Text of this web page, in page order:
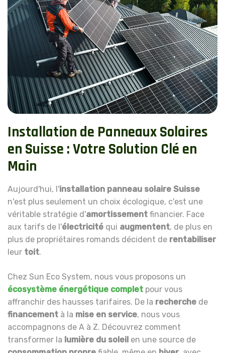
Installation de Panneaux Solaires
en Suisse : Votre Solution Clé en
Main
Aujourd'hui, l'installation panneau solaire Suisse
n'est plus seulement un choix écologique, c'est une
véritable stratégie d'amortissement financier. Face
aux tarifs de l'électricité qui augmentent, de plus en
plus de propriétaires romands décident de rentabiliser
leur toit.
Chez Sun Eco System, nous vous proposons un
écosystème énergétique complet pour vous
affranchir des hausses tarifaires. De la recherche de
financement à la mise en service, nous vous
accompagnons de A à Z. Découvrez comment
transformer la lumière du soleil en une source de